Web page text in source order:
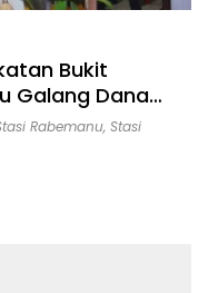
Bukit
Galang Dana
Rabemanu, Stasi